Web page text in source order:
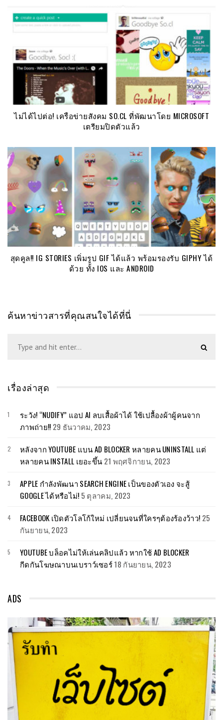
ไม่ได้ไปต่อ! เครือข่ายสังคม SO.CL ที่พัฒนาโดย MICROSOFT
เตรียมปิดตัวแล้ว
สุดคูล!! IG STORIES เพิ่มรูป GIF ได้แล้ว พร้อมรองรับ GIPHY ได้
ด้วย ทั้ง IOS และ ANDROID
ค้นหาข่าวสารที่คุณสนใจได้ที่นี่
เรื่องล่าสุด
ระวัง! “NUDIFY” แอป AI ลบเสื้อผ้าได้ ใช้เปลื้องผ้าผู้คนจาก
ภาพถ่าย!! 29 ธันวาคม, 2023
หลังจาก YOUTUBE แบน AD BLOCKER หลายคน UNINSTALL แต่
หลายคน INSTALL เยอะขึ้น 21 พฤศจิกายน, 2023
APPLE กำลังพัฒนา SEARCH ENGINE เป็นของตัวเอง จะสู้
GOOGLE ได้หรือไม่! 5 ตุลาคม, 2023
FACEBOOK เปิดตัวโลโก้ใหม่ เปลี่ยนจนที่ใครๆต้องร้องว้าว! 25
กันยายน, 2023
YOUTUBE บล็อคไม่ให้เล่นคลิปแล้ว หากใช้ AD BLOCKER
กีดกันโฆษณาบนเบราว์เซอร์18 กันยายน, 2023
ADS